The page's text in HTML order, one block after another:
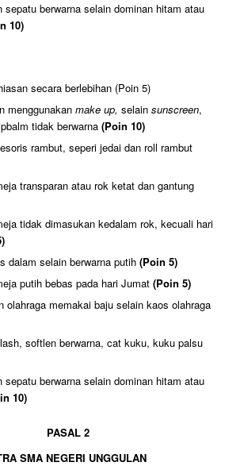
sepatu berwarna selain dominan hitam atau
10)
secara berlebihan (Poin 5)
menggunakan make up, selain sunscreen,
tidak berwarna (Poin 10)
rambut, seperi jedai dan roll rambut
transparan atau rok ketat dan gantung
tidak dimasukan kedalam rok, kecuali hari
dalam selain berwarna putih (Poin 5)
putih bebas pada hari Jumat (Poin 5)
olahraga memakai baju selain kaos olahraga
softlen berwarna, cat kuku, kuku palsu
sepatu berwarna selain dominan hitam atau
10)
PASAL 2
SMA NEGERI UNGGULAN